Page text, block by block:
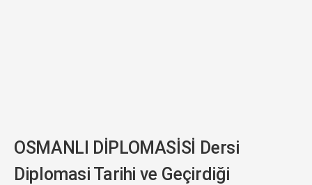
OSMANLI DİPLOMASİSİ Dersi
Diplomasi Tarihi ve Geçirdiği